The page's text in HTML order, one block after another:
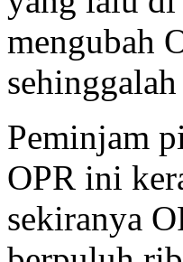
mengubah
Peminjam
OPR ini
sekiranya